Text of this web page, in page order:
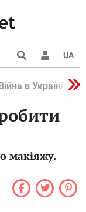
UA
в Україні 2022
макіяжу.